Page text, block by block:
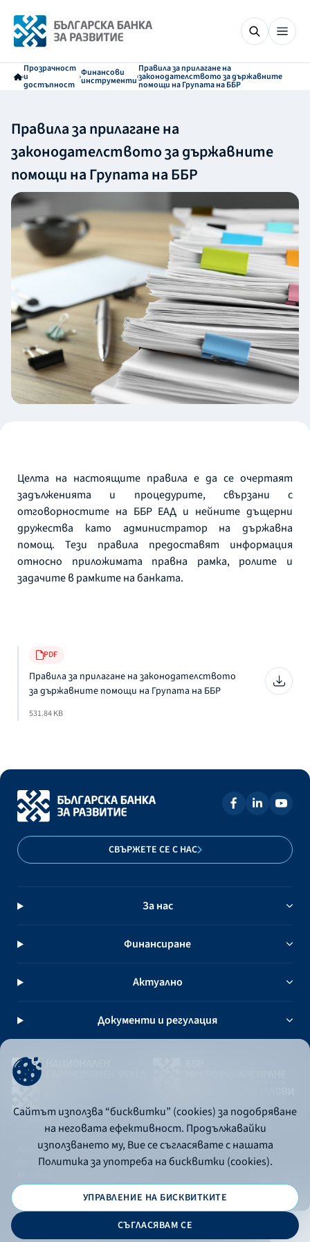
Прозрачност
и
достъпност
Финансови
инструменти
Правила за прилагане на
законодателството за държавните
помощи на Групата на ББР
Правила за прилагане на
законодателството за държавните
помощи на Групата на ББР
Целта на настоящите правила е да се очертаят
задълженията и процедурите, свързани с
отговорностите на ББР ЕАД и нейните дъщерни
дружества като администратор на държавна
помощ. Тези правила предоставят информация
относно приложимата правна рамка, ролите и
задачите в рамките на банката.
PDF
Правила за прилагане на законодателството
за държавните помощи на Групата на ББР
531.84 KB
СВЪРЖЕТЕ СЕ С НАС
За нас
Финансиране
Актуално
Документи и регулация
Политика за употреба на бисквитки
Политика за поверителност
© 2026 - Българска банка за развитие
Сайтът използва “бисквитки” (cookies) за подобряване
на неговата ефективност. Продължавайки
използването му, Вие се съгласявате с нашата
Политика за употреба на бисквитки (cookies).
УПРАВЛЕНИЕ НА БИСКВИТКИТЕ
СЪГЛАСЯВАМ СЕ